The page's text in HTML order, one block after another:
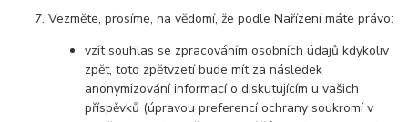
Vezměte, prosíme, na vědomí, že podle Nařízení máte právo:
vzít souhlas se zpracováním osobních údajů kdykoliv
zpět, toto zpětvzetí bude mít za následek
anonymizování informací o diskutujícím u vašich
příspěvků (úpravou preferencí ochrany soukromí v